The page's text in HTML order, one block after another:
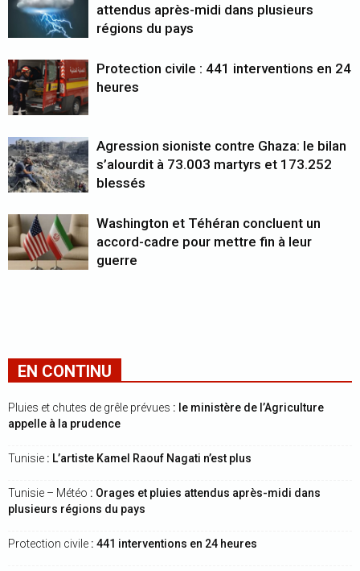
attendus après-midi dans plusieurs
régions du pays
Protection civile : 441 interventions en 24
heures
Agression sioniste contre Ghaza: le bilan
s’alourdit à 73.003 martyrs et 173.252
blessés
Washington et Téhéran concluent un
accord-cadre pour mettre fin à leur
guerre
EN CONTINU
Pluies et chutes de grêle prévues : le ministère de l’Agriculture
appelle à la prudence
Tunisie : L’artiste Kamel Raouf Nagati n’est plus
Tunisie – Météo : Orages et pluies attendus après-midi dans
plusieurs régions du pays
Protection civile : 441 interventions en 24 heures